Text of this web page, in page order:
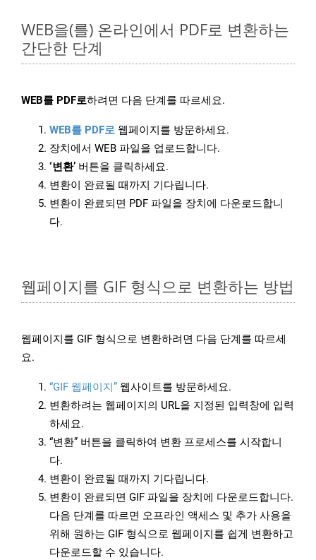
WEB을(를) 온라인에서 PDF로 변환하는
간단한 단계
WEB를 PDF로하려면 다음 단계를 따르세요.
WEB를 PDF로 웹페이지를 방문하세요.
장치에서 WEB 파일을 업로드합니다.
‘변환’ 버튼을 클릭하세요.
변환이 완료될 때까지 기다립니다.
변환이 완료되면 PDF 파일을 장치에 다운로드합니
다.
웹페이지를 GIF 형식으로 변환하는 방법
웹페이지를 GIF 형식으로 변환하려면 다음 단계를 따르세
요.
“GIF 웹페이지” 웹사이트를 방문하세요.
변환하려는 웹페이지의 URL을 지정된 입력창에 입력
하세요.
“변환” 버튼을 클릭하여 변환 프로세스를 시작합니
다.
변환이 완료될 때까지 기다립니다.
변환이 완료되면 GIF 파일을 장치에 다운로드합니다.
다음 단계를 따르면 오프라인 액세스 및 추가 사용을
위해 원하는 GIF 형식으로 웹페이지를 쉽게 변환하고
다운로드할 수 있습니다.